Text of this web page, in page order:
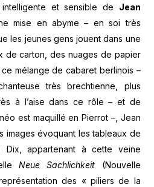
et sensible de Jean
mise en abyme – en soi très
les jeunes gens jouent dans une
de carton, des nuages de papier
mélange de cabaret berlinois –
très brechtienne, plus
à l’aise dans ce rôle – et de
est maquillé en Pierrot –, Jean
images évoquant les tableaux de
Dix, appartenant à cette veine
Neue Sachlichkeit (Nouvelle
des « piliers de la